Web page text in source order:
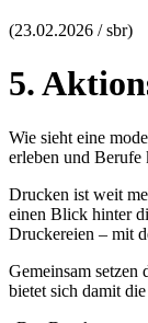
(23.02.2026 / sbr)
5.
Wie sieht eine
erleben und Berufe
Drucken ist weit
einen Blick hinter
Druckereien – mit
Gemeinsam
bietet sich damit